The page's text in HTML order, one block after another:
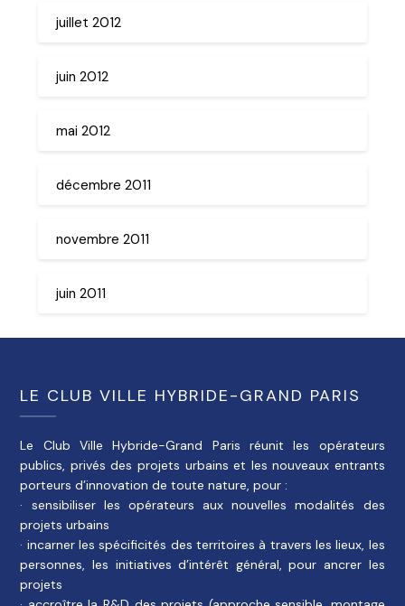
juillet 2012
juin 2012
mai 2012
décembre 2011
novembre 2011
juin 2011
LE CLUB VILLE HYBRIDE-GRAND PARIS
Le Club Ville Hybride-Grand Paris réunit les opérateurs
publics, privés des projets urbains et les nouveaux entrants
porteurs d’innovation de toute nature, pour :
· sensibiliser les opérateurs aux nouvelles modalités des
projets urbains
· incarner les spécificités des territoires à travers les lieux, les
personnes, les initiatives d’intérêt général, pour ancrer les
projets